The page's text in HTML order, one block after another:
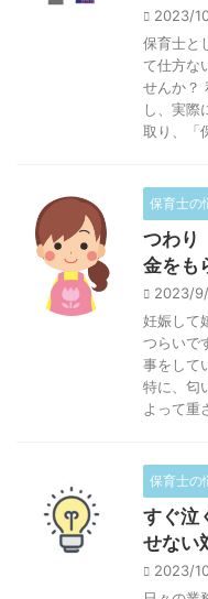
2023/
保育士と
て仕方な
せんか？
し、実際
取り、「
保育士の
つわり
金をも
2023/
妊娠して
つらいで
事をして
特に、匂
よって重
保育士の
すぐ泣
せない
2023/